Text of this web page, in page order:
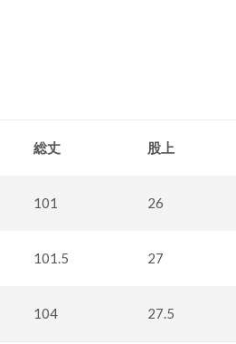
総丈 股上
101 26
101.5 27
104 27.5